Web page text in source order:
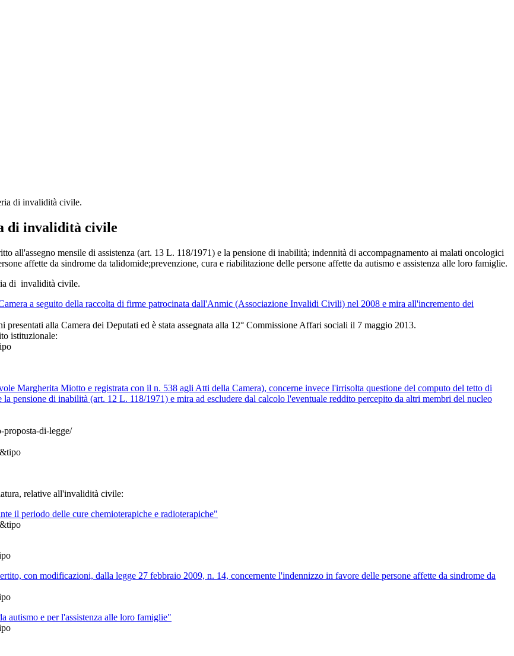
di invalidità civile.
di invalidità civile
di invalidità civile
all'assegno mensile di assistenza (art. 13 L. 118/1971) e la pensione di inabilità; indennità di accompagnamento ai malati oncologici
affette da sindrome da talidomide;prevenzione, cura e riabilitazione delle persone affette da autismo e assistenza alle loro famiglie.
di invalidità civile.
a seguito della raccolta di firme patrocinata dall'Anmic (Associazione Invalidi Civili) nel 2008 e mira all'incremento dei
alla Camera dei Deputati ed è stata assegnata alla 12° Commissione Affari sociali il 7 maggio 2013.
istituzionale:
Margherita Miotto e registrata con il n. 538 agli Atti della Camera), concerne invece l'irrisolta questione del computo del tetto di
pensione di inabilità (art. 12 L. 118/1971) e mira ad escludere dal calcolo l'eventuale reddito percepito da altri membri del nucleo
di-legge/
relative all'invalidità civile:
il periodo delle cure chemioterapiche e radioterapiche"
con modificazioni, dalla legge 27 febbraio 2009, n. 14, concernente l'indennizzo in favore delle persone affette da sindrome da
autismo e per l'assistenza alle loro famiglie"